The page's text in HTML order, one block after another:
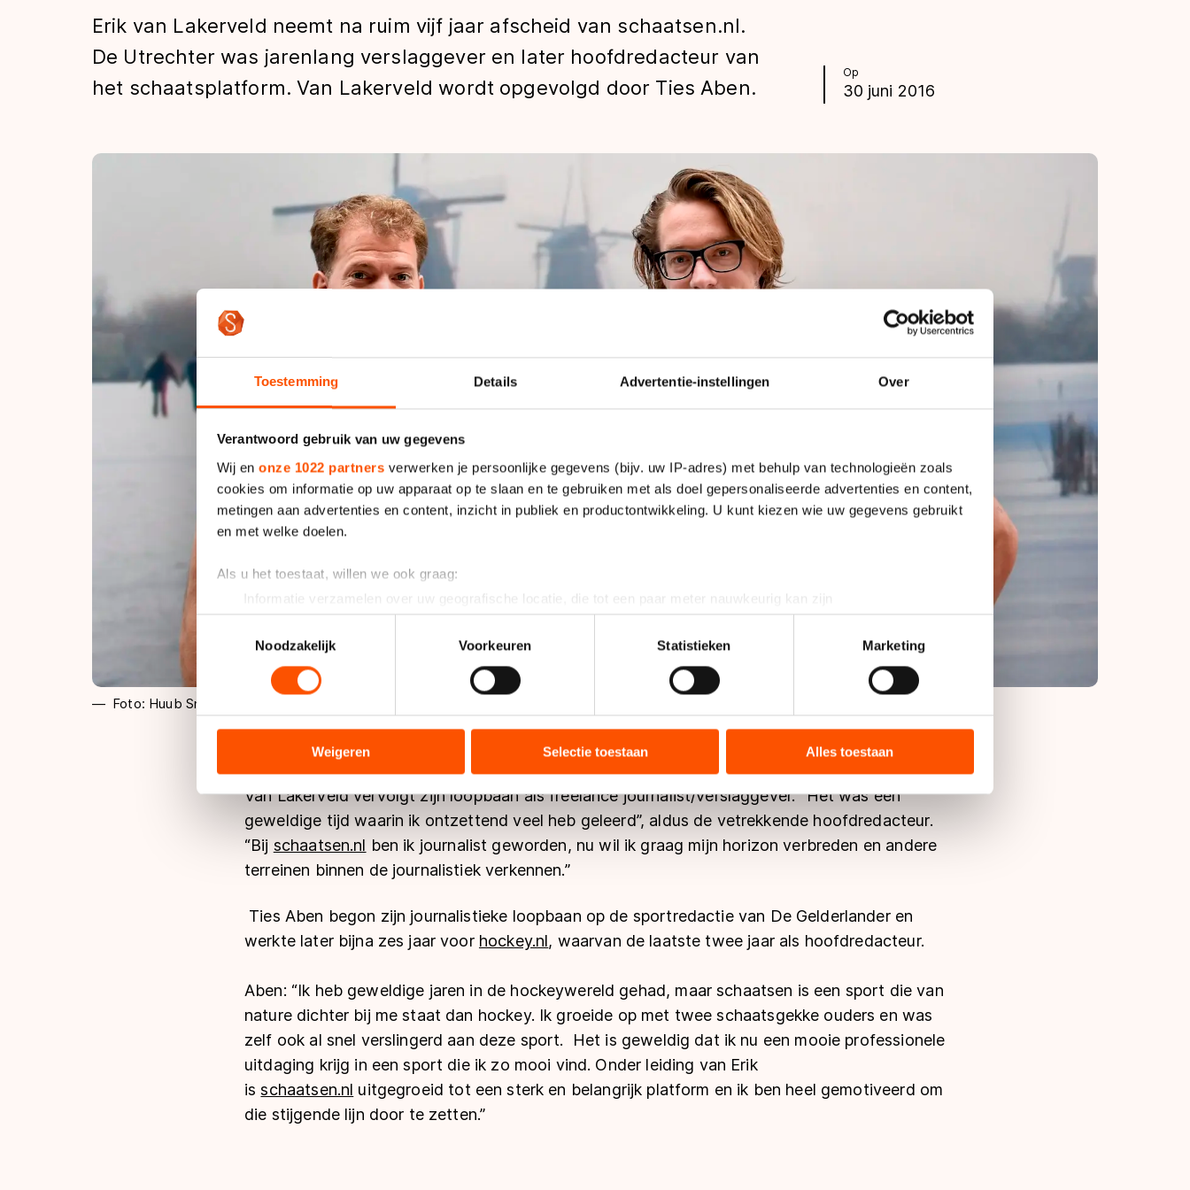
Toestemming Details Advertentie-instellingen Over
Verantwoord gebruik van uw gegevens
Wij en onze 1022 partners verwerken je persoonlijke gegevens (bijv. uw IP-adres) met behulp van technologieën zoals
cookies om informatie op uw apparaat op te slaan en te gebruiken met als doel gepersonaliseerde advertenties en content,
metingen aan advertenties en content, inzicht in publiek en productontwikkeling. U kunt kiezen wie uw gegevens gebruikt
en met welke doelen.
Als u het toestaat, willen we ook graag:
Informatie verzamelen over uw geografische locatie, die tot een paar meter nauwkeurig kan zijn
Uw apparaat identificeren door het actief te scannen op specifieke eigenschappen (fingerprinting)
Lees meer over hoe uw persoonlijke gegevens worden verwerkt en stel uw voorkeuren in het
detailgedeeltein. U kunt uw
toestemming op elk moment wijzigen of intrekken in de Cookieverklaring.
analyseren. We delen informatie over uw gebruik van onze site met onze partners voor social media, advertenties en
analyse. Zij kunnen deze combineren met andere gegevens die u aan hen heeft verstrekt of die zij hebben verzameld via
hun services. Sommige partners kunnen gegevens doorgeven aan landen buiten de EU, zoals de VS, waar mogelijk geen
adequaat beschermingsniveau geldt volgens de GDPR. Door op ‘Toestaan’ te klikken, stemt u in met deze overdracht.
Meer informatie vindt u in ons cookiebeleid.
Noodzakelijk
Voorkeuren Statistieken Marketing
Weigeren Selectie toestaan Alles toestaan
Tijden & historie
De weg op
Schaatsfans
Olympische Spelen
Op
30 juni 2016
Erik van Lakerveld neemt na ruim vijf jaar afscheid van schaatsen.nl.
De Utrechter was jarenlang verslaggever en later hoofdredacteur van
het schaatsplatform. Van Lakerveld wordt opgevolgd door Ties Aben.
Foto: Huub Snoep
Van Lakerveld vervolgt zijn loopbaan als freelance journalist/verslaggever. “Het was een
geweldige tijd waarin ik ontzettend veel heb geleerd”, aldus de vetrekkende hoofdredacteur.
“Bij schaatsen.nl ben ik journalist geworden, nu wil ik graag mijn horizon verbreden en andere
terreinen binnen de journalistiek verkennen.”
Ties Aben begon zijn journalistieke loopbaan op de sportredactie van De Gelderlander en
werkte later bijna zes jaar voor hockey.nl, waarvan de laatste twee jaar als hoofdredacteur.
Aben: “Ik heb geweldige jaren in de hockeywereld gehad, maar schaatsen is een sport die van
nature dichter bij me staat dan hockey. Ik groeide op met twee schaatsgekke ouders en was
zelf ook al snel verslingerd aan deze sport. Het is geweldig dat ik nu een mooie professionele
uitdaging krijg in een sport die ik zo mooi vind. Onder leiding van Erik
isschaatsen.nl uitgegroeid tot een sterk en belangrijk platform en ik ben heel gemotiveerd om
die stijgende lijn door te zetten.”